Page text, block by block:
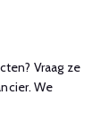
Vraag ze
We